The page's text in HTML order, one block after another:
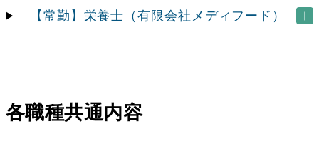
【常勤】栄養士 （有限会社メディフード）
各職種共通内容